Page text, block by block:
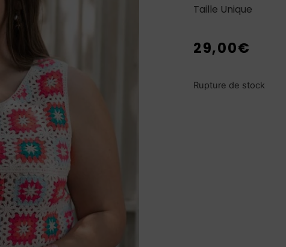
Taille Unique
29,00€
Rupture de stock